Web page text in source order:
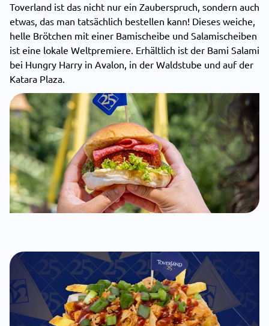
Toverland ist das nicht nur ein Zauberspruch, sondern auch
etwas, das man tatsächlich bestellen kann! Dieses weiche,
helle Brötchen mit einer Bamischeibe und Salamischeiben
ist eine lokale Weltpremiere. Erhältlich ist der Bami Salami
bei Hungry Harry in Avalon, in der Waldstube und auf der
Katara Plaza.